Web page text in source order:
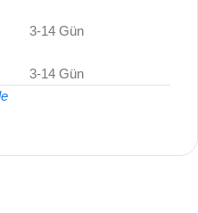
3-14 Gün
3-14 Gün